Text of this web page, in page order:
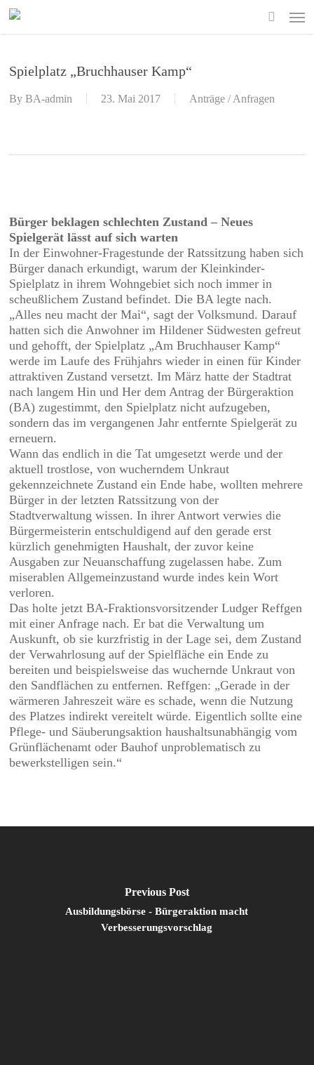
Skip
Spielplatz „Bruchhauser Kamp“
By BA-admin 23. Mai 2017 Anträge / Anfragen
Bürger beklagen schlechten Zustand – Neues
Spielgerät lässt auf sich warten
In der Einwohner-Fragestunde der Ratssitzung haben sich
Bürger danach erkundigt, warum der Kleinkinder-
Spielplatz in ihrem Wohngebiet sich noch immer in
scheußlichem Zustand befindet. Die BA legte nach.
„Alles neu macht der Mai“, sagt der Volksmund. Darauf
hatten sich die Anwohner im Hildener Südwesten gefreut
und gehofft, der Spielplatz „Am Bruchhauser Kamp“
werde im Laufe des Frühjahrs wieder in einen für Kinder
attraktiven Zustand versetzt. Im März hatte der Stadtrat
nach langem Hin und Her dem Antrag der Bürgeraktion
(BA) zugestimmt, den Spielplatz nicht aufzugeben,
sondern das im vergangenen Jahr entfernte Spielgerät zu
erneuern.
Wann das endlich in die Tat umgesetzt werde und der
aktuell trostlose, von wucherndem Unkraut
gekennzeichnete Zustand ein Ende habe, wollten mehrere
Bürger in der letzten Ratssitzung von der
Stadtverwaltung wissen. In ihrer Antwort verwies die
Bürgermeisterin entschuldigend auf den gerade erst
kürzlich genehmigten Haushalt, der zuvor keine
Ausgaben zur Neuanschaffung zugelassen habe. Zum
miserablen Allgemeinzustand wurde indes kein Wort
verloren.
Das holte jetzt BA-Fraktionsvorsitzender Ludger Reffgen
mit einer Anfrage nach. Er bat die Verwaltung um
Auskunft, ob sie kurzfristig in der Lage sei, dem Zustand
der Verwahrlosung auf der Spielfläche ein Ende zu
bereiten und beispielsweise das wuchernde Unkraut von
den Sandflächen zu entfernen. Reffgen: „Gerade in der
wärmeren Jahreszeit wäre es schade, wenn die Nutzung
des Platzes indirekt vereitelt würde. Eigentlich sollte eine
Pflege- und Säuberungsaktion haushaltsunabhängig vom
Grünflächenamt oder Bauhof unproblematisch zu
bewerkstelligen sein.“
Previous Post
Ausbildungsbörse - Bürgeraktion macht
Verbesserungsvorschlag